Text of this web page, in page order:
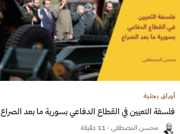
أوراق بحثية
فلسفة التعيين في القطاع الدفاعي بسورية ما بعد الصراع
محسن المصطفى · 11 دقيقة